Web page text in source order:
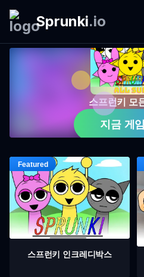
Sprunki.io
스프런키 모
지금 게
스프런키 인크레디박스